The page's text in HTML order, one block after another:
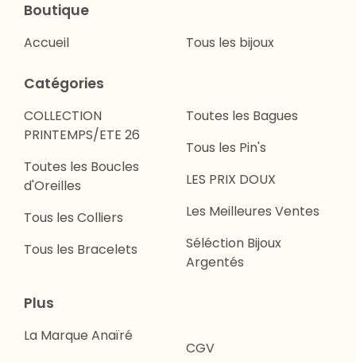
Boutique
Accueil Tous les bijoux
Catégories
COLLECTION
PRINTEMPS/ETE 26
Toutes les Boucles
d'Oreilles
Tous les Colliers
Tous les Bracelets
Toutes les Bagues
Tous les Pin's
LES PRIX DOUX
Les Meilleures Ventes
Séléction Bijoux
Argentés
Plus
La Marque Anaïré
CGV